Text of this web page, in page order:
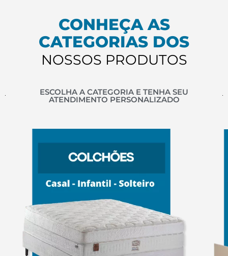
CONHEÇA AS
CATEGORIAS DOS
NOSSOS PRODUTOS
ESCOLHA A CATEGORIA E TENHA SEU
ATENDIMENTO PERSONALIZADO